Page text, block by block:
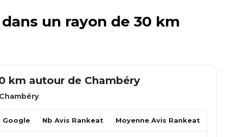
un rayon de 30 km
km autour de Chambéry
Chambéry.
Google Nb Avis Rankeat Moyenne Avis Rankeat